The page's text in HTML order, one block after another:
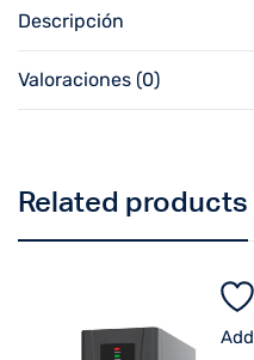
Descripción
Valoraciones (0)
Related products
Add